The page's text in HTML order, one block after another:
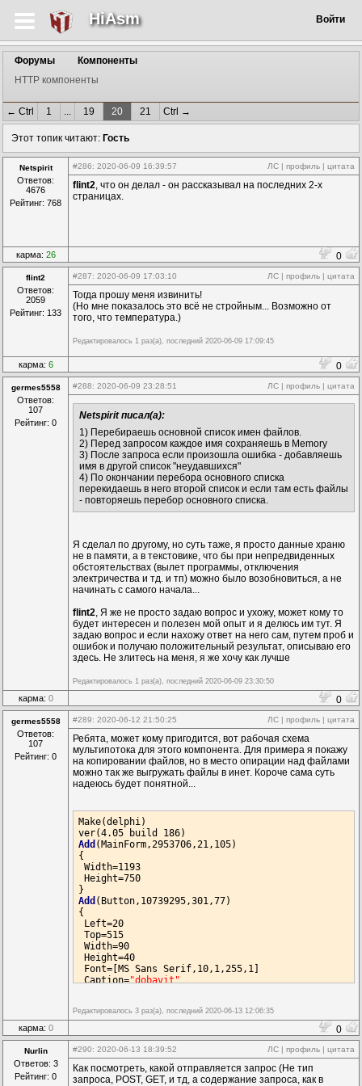
HiAsm Войти
Форумы
Компоненты
HTTP компоненты
← Ctrl 1 ... 19 20 21 Ctrl →
Этот топик читают: Гость
Netspirit
Ответов:
4676
Рейтинг: 768
#286: 2020-06-09 16:39:57 ЛС | профиль | цитата
flint2, что он делал - он рассказывал на последних 2-х
страницах.
карма: 26 0
flint2
Ответов:
2059
Рейтинг: 133
#287: 2020-06-09 17:03:10 ЛС | профиль | цитата
Тогда прошу меня извинить!
(Но мне показалось это всё не стройным... Возможно от
того, что температура.)
Редактировалось 1 раз(а), последний 2020-06-09 17:09:45
карма: 6 0
germes5558
Ответов:
107
Рейтинг: 0
#288: 2020-06-09 23:28:51 ЛС | профиль | цитата
Netspirit писал(а):
1) Перебираешь основной список имен файлов.
2) Перед запросом каждое имя сохраняешь в Memory
3) После запроса если произошла ошибка - добавляешь
имя в другой список "неудавшихся"
4) По окончании перебора основного списка
перекидаешь в него второй список и если там есть файлы
- повторяешь перебор основного списка.
Я сделал по другому, но суть таже, я просто данные храню
не в памяти, а в текстовике, что бы при непредвиденных
обстоятельствах (вылет программы, отключения
электричества и тд. и тп) можно было возобновиться, а не
начинать с самого начала...
flint2, Я же не просто задаю вопрос и ухожу, может кому то
будет интересен и полезен мой опыт и я делюсь им тут. Я
задаю вопрос и если нахожу ответ на него сам, путем проб и
ошибок и получаю положительный результат, описываю его
здесь. Не злитесь на меня, я же хочу как лучше
Редактировалось 1 раз(а), последний 2020-06-09 23:30:50
карма: 0 0
germes5558
Ответов:
107
Рейтинг: 0
#289: 2020-06-12 21:50:25 ЛС | профиль | цитата
Ребята, может кому пригодится, вот рабочая схема
мультипотока для этого компонента. Для примера я покажу
на копировании файлов, но в место опирации над файлами
можно так же выгружать файлы в инет. Короче сама суть
надеюсь будет понятной...
Make(delphi)
Add (MainForm,2953706,21,105)
{
Width=1193
Height=750
Add (Button,10739295,301,77)
{
Left=20
Top=515
Width=90
Height=40
Font=[MS Sans Serif,10,1,255,1]
Caption="dobavit"
Add(Memo,1083195,441,77)
Left=15
Top=15
Width=300
Height=400
Редактировалось 3 раз(а), последний 2020-06-13 12:06:35
карма: 0 0
Nurlin
Ответов: 3
Рейтинг: 0
#290: 2020-06-13 18:39:52 ЛС | профиль | цитата
Как посмотреть, какой отправляется запрос (Не тип
запроса, POST, GET, и тд, а содержание запроса, как в